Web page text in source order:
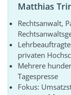
Matthias
Rechtsanwalt,
privaten
Mehrere
Tagespresse
Fokus: